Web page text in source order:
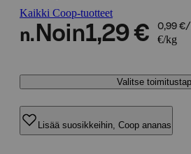
Kaikki Coop-tuotteet
n. Noin1,29 € 0,99
€/kg
Valitse
Lisää suosikkeihin, Coop ananas